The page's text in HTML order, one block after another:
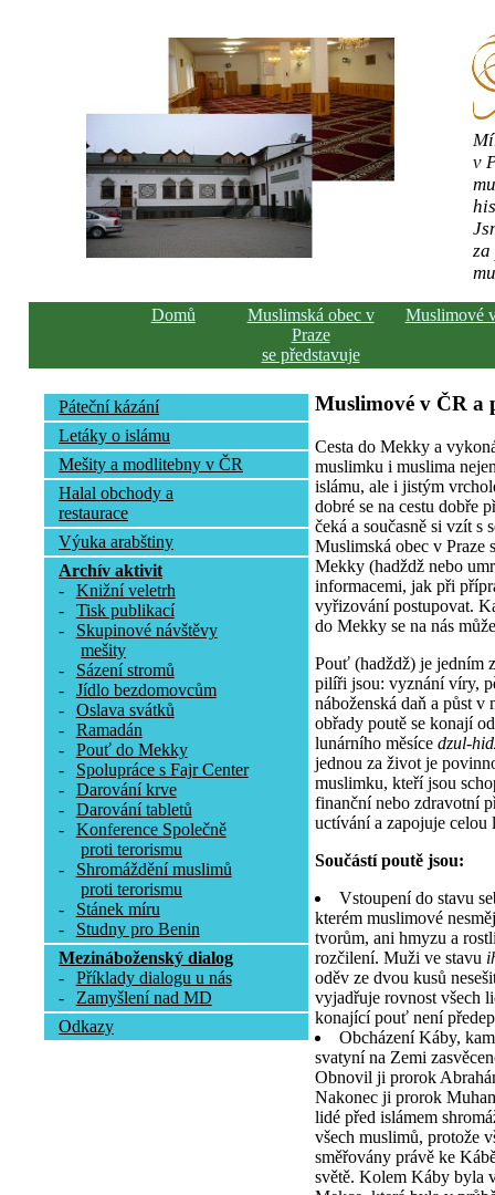
v
Domů
Muslimská obec v
Praze
se představuje
Muslimové
Páteční kázání
Letáky o islámu
Mešity a modlitebny v ČR
Halal obchody a
restaurace
Výuka arabštiny
Archív aktivit
-
Knižní veletrh
-
Tisk publikací
-
Skupinové návštěvy
mešity
-
Sázení stromů
-
Jídlo bezdomovcům
-
Oslava svátků
-
Ramadán
-
Pouť do Mekky
-
Spolupráce s Fajr Center
-
Darování krve
-
Darování tabletů
-
Konference Společně
proti terorismu
-
Shromáždění muslimů
proti terorismu
-
Stánek míru
-
Studny pro Benin
Mezináboženský dialog
-
Příklady dialogu u nás
-
Zamyšlení nad MD
Odkazy
Muslimové v ČR
Cesta do Mekky a
muslimku i muslima
islámu, ale i jistým
dobré se na cestu dobře
čeká a současně si vzít s
Muslimská obec v Praze
Mekky (hadždž nebo
informacemi, jak při
vyřizování postupovat.
do Mekky se na nás
Pouť (hadždž) je jedním
pilíři jsou: vyznání víry,
náboženská daň a půst
obřady poutě se konají
lunárního měsíce dzul-
jednou za život je
muslimku, kteří jsou
finanční nebo zdravotní
uctívání a zapojuje celou
Součástí poutě jsou:
Vstoupení do stavu
kterém muslimové
tvorům, ani hmyzu a
rozčilení. Muži ve stavu
oděv ze dvou kusů
vyjadřuje rovnost všech
konající pouť není
Obcházení Káby,
svatyní na Zemi
Obnovil ji prorok
Nakonec ji prorok
lidé před islámem
všech muslimů, protože
směřovány právě ke
světě. Kolem Káby byla